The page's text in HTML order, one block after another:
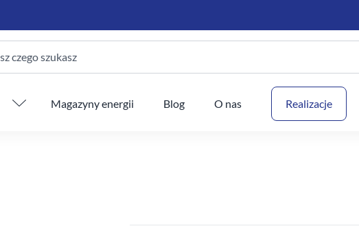
czego szukasz
Magazyny energii Blog O nas Realizacje